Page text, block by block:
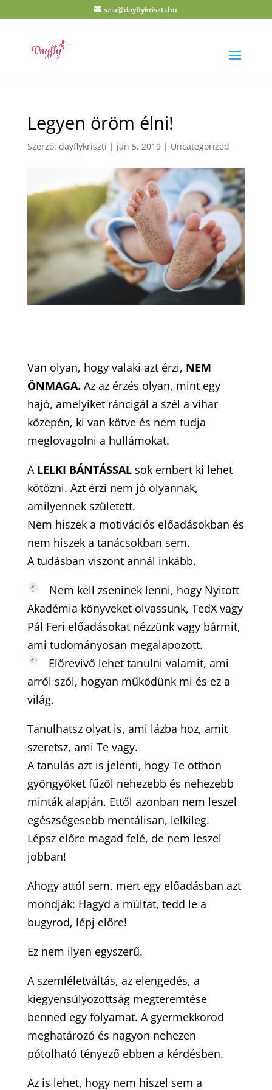
szia@dayflykriszti.hu
Legyen öröm élni!
Szerző: dayflykriszti | jan 5, 2019| Uncategorized
Van olyan, hogy valaki azt érzi, NEM
ÖNMAGA. Az az érzés olyan, mint egy
hajó, amelyiket ráncigál a szél a vihar
közepén, ki van kötve és nem tudja
meglovagolni a hullámokat.
A LELKI BÁNTÁSSALsok embert ki lehet
kötözni. Azt érzi nem jó olyannak,
amilyennek született.
Nem hiszek a motivációs előadásokban és
nem hiszek a tanácsokban sem.
A tudásban viszont annál inkább.
Nem kell zseninek lenni, hogy Nyitott
Akadémia könyveket olvassunk, TedX vagy
Pál Feri előadásokat nézzünk vagy bármit,
ami tudományosan megalapozott.
Előrevivő lehet tanulni valamit, ami
arról szól, hogyan működünk mi és ez a
világ.
Tanulhatsz olyat is, ami lázba hoz, amit
szeretsz, ami Te vagy.
A tanulás azt is jelenti, hogy Te otthon
gyöngyöket fűzöl nehezebb és nehezebb
minták alapján. Ettől azonban nem leszel
egészségesebb mentálisan, lelkileg.
Lépsz előre magad felé, de nem leszel
jobban!
Ahogy attól sem, mert egy előadásban azt
mondják: Hagyd a múltat, tedd le a
bugyrod, lépj előre!
Ez nem ilyen egyszerű.
A szemléletváltás, az elengedés, a
kiegyensúlyozottság megteremtése
benned egy folyamat. A gyermekkorod
meghatározó és nagyon nehezen
pótolható tényező ebben a kérdésben.
Az is lehet, hogy nem hiszel sem a